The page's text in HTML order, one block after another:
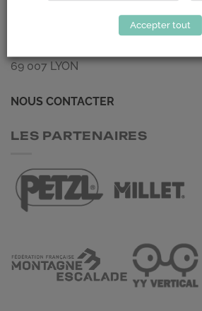
Climb Up (Siège social)
69 007 LYON
NOUS CONTACTER
LES PARTENAIRES
Accepter tout